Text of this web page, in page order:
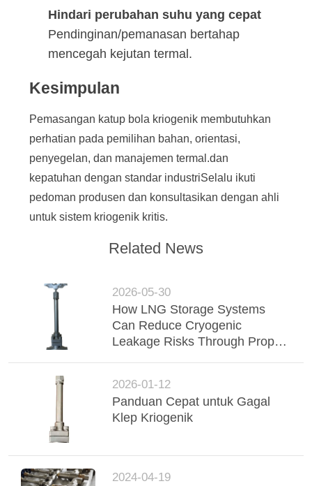
Hindari perubahan suhu yang cepat
Pendinginan/pemanasan bertahap
mencegah kejutan termal.
Kesimpulan
Pemasangan katup bola kriogenik membutuhkan
perhatian pada pemilihan bahan, orientasi,
penyegelan, dan manajemen termal.dan
kepatuhan dengan standar industriSelalu ikuti
pedoman produsen dan konsultasikan dengan ahli
untuk sistem kriogenik kritis.
Related News
2026-05-30
How LNG Storage Systems
Can Reduce Cryogenic
Leakage Risks Through Proper
2026-01-12
Panduan Cepat untuk Gagal
Klep Kriogenik
2024-04-19